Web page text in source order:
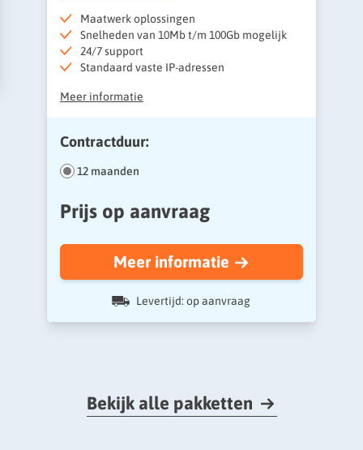
Maatwerk oplossingen
Snelheden van 10Mb t/m 100Gb mogelijk
24/7 support
Standaard vaste IP-adressen
Meer informatie
Contractduur:
12 maanden
Prijs op aanvraag
Meer informatie
Levertijd: op aanvraag
Bekijk alle pakketten